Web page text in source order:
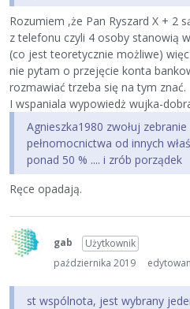
Rozumiem ,że Pan Ryszard X + 2
z telefonu czyli 4 osoby stanowią
(co jest teoretycznie możliwe)
nie pytam o przejęcie konta
rozmawiać trzeba się na tym znać.
I wspaniala wypowiedż wujka-
Agnieszka1980 zwołuj
pełnomocnictwa od innych
ponad 50 % .... i zrób porządek
Ręce opadają.
gab
Użytkownik
października 2019
st wspólnota, jest wybrany